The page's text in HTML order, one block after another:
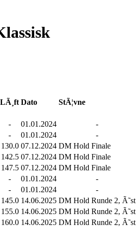
LÃ¸ft Dato StÃ¦vne
- 01.01.2024 -
- 01.01.2024 -
130.0 07.12.2024 DM Hold Finale
142.5 07.12.2024 DM Hold Finale
147.5 07.12.2024 DM Hold Finale
- 01.01.2024 -
- 01.01.2024 -
145.0 14.06.2025 DM Hold Runde 2, Ã˜st
155.0 14.06.2025 DM Hold Runde 2, Ã˜st
160.0 14.06.2025 DM Hold Runde 2, Ã˜st